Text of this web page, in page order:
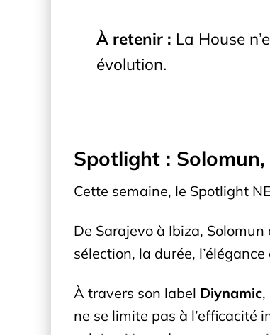
À retenir : La House
évolution.
Spotlight :
Cette semaine, le Spotlight
De Sarajevo à Ibiza,
sélection, la durée,
À travers son label Diynamic,
ne se limite pas à l’efficacité